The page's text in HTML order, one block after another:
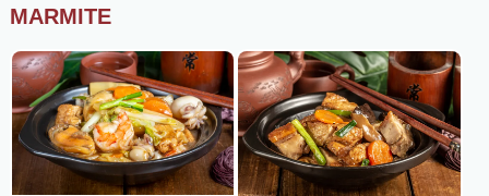
MARMITE